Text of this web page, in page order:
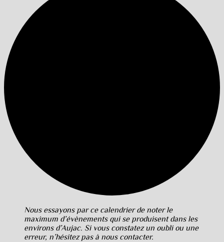
Nous essayons par ce calendrier de noter le
maximum d’évènements qui se produisent dans les
environs d’Aujac. Si vous constatez un oubli ou une
erreur, n’hésitez pas à nous contacter.